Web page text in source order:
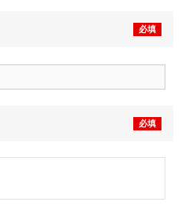
必填
必填